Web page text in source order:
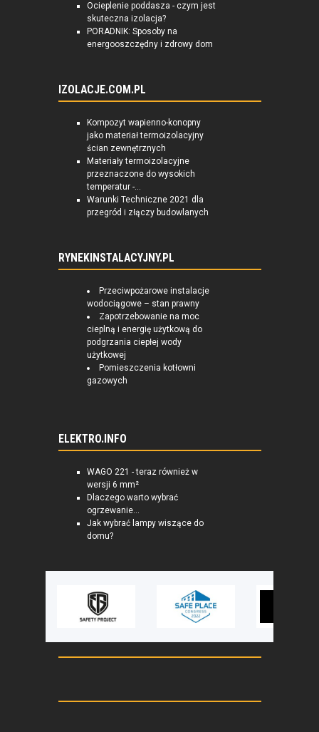
Ocieplenie poddasza - czym jest
skuteczna izolacja?
PORADNIK: Sposoby na
energooszczędny i zdrowy dom
IZOLACJE.COM.PL
Kompozyt wapienno-konopny
jako materiał termoizolacyjny
ścian zewnętrznych
Materiały termoizolacyjne
przeznaczone do wysokich
temperatur -...
Warunki Techniczne 2021 dla
przegród i złączy budowlanych
RYNEKINSTALACYJNY.PL
Przeciwpożarowe instalacje
wodociągowe – stan prawny
Zapotrzebowanie na moc
cieplną i energię użytkową do
podgrzania ciepłej wody
użytkowej
Pomieszczenia kotłowni
gazowych
ELEKTRO.INFO
WAGO 221 - teraz również w
wersji 6 mm²
Dlaczego warto wybrać
ogrzewanie...
Jak wybrać lampy wiszące do
domu?